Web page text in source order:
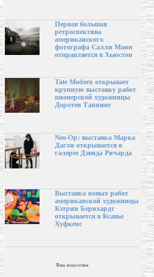
Первая большая
ретроспектива
американского
фотографа Салли Манн
отправляется в Хьюстон
Tate Modern открывает
крупную выставку работ
пионерской художницы
Доротеи Таннинг
Neo-Op: выставка Марка
Дагли открывается в
галерее Дэвида Ричарда
Выставка новых работ
американской художницы
Кэтрин Бернхардт
открывается в Ксавье
Хуфкенс
Вид искусства